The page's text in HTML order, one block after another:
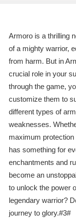
Armoro is a thrilling
of a mighty warrior,
from harm. But in
crucial role in your
through the game,
customize them to
different types of
weaknesses.
maximum protection
has something for
enchantments and
become an
to unlock the power
legendary warrior?
journey to glory.#3#